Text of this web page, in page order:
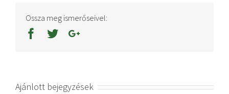
Ossza meg ismerőseivel:
Ajánlott bejegyzések